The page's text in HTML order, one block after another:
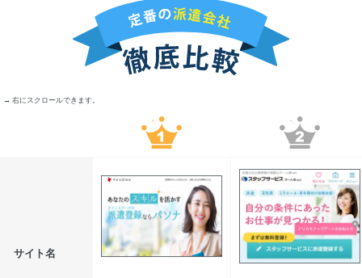
→ 右にスクロールできます。
サイト名